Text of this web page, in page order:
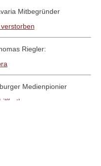
Mitbegründer
Riegler:
Medienpionier
Fanpage
UNO-Pionier